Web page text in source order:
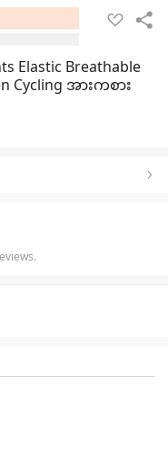
Elastic Breathable
Cycling အားကစား